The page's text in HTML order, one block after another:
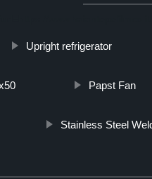
Upright refrigerator
Papst Fan
Stainless Steel